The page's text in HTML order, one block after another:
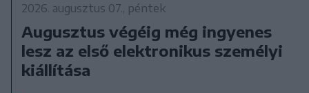
2026. augusztus 07., péntek
Augusztus végéig még ingyenes
lesz az első elektronikus személyi
kiállítása